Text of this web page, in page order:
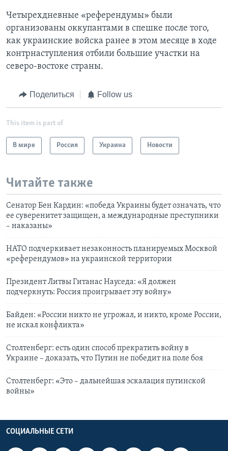
Четырехдневные «референдумы» были
организованы оккупантами в спешке после того,
как украинские войска ранее в этом месяце в ходе
контрнаступления отбили большие участки на
северо-востоке страны.
Поделиться Follow us
This item is part of
В мире Россия Украина Новости
Читайте также
Сенатор Бен Кардин: «победа Украины будет означать, что
ее суверенитет защищен, а международные преступники
– наказаны»
НАТО подчеркивает незаконность планируемых Москвой
«референдумов» на украинской территории
Президент Литвы Гитанас Науседа: «Я должен
подчеркнуть: Россия проигрывает эту войну»
Байден: «России никто не угрожал, и никто, кроме России,
не искал конфликта»
Столтенберг: есть один способ прекратить войну в
Украине – доказать, что Путин не победит на поле боя
Столтенберг: «Это – дальнейшая эскалация путинской
войны»
СОЦИАЛЬНЫЕ СЕТИ